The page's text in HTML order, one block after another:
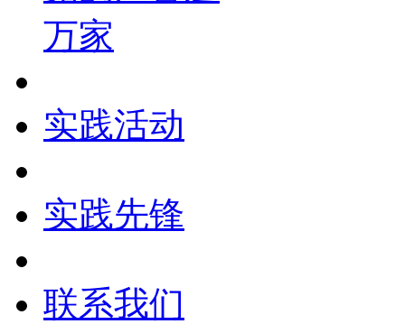
万家
实践活动
实践先锋
联系我们